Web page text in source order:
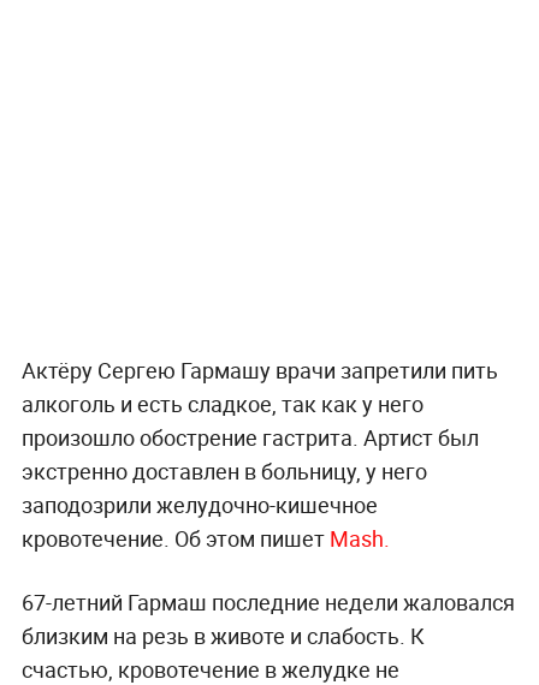
Актёру Сергею Гармашу врачи запретили пить
алкоголь и есть сладкое, так как у него
произошло обострение гастрита. Артист был
экстренно доставлен в больницу, у него
заподозрили желудочно-кишечное
кровотечение. Об этом пишетMash.
67-летний Гармаш последние недели жаловался
близким на резь в животе и слабость. К
счастью, кровотечение в желудке не